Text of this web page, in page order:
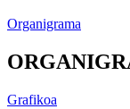
Organigrama
Grafikoa